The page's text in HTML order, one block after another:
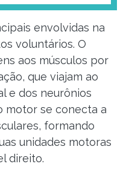
envolvidas na
voluntários. O
aos músculos por
que viajam ao
e dos neurônios
motor se conecta a
formando
unidades motoras
direito.